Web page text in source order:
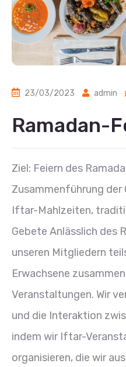
23/03/2023 admin
Ramadan-
Ziel: Feiern des
Zusammenführung
Iftar-Mahlzeiten,
Gebete Anlässlich des
unseren Mitgliedern
Erwachsene
Veranstaltungen. Wir
und die Interaktion
indem wir Iftar-
organisieren, die wir